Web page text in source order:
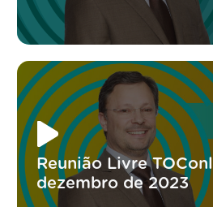
Reunião Livre
dezembro de 2023